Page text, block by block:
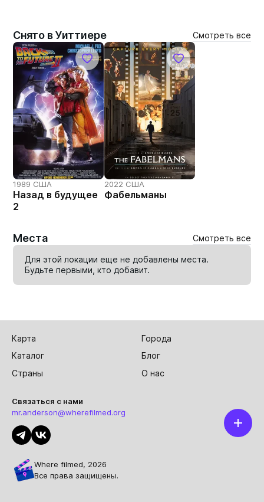
Снято в Уиттиере Смотреть все
1989 США
Назад в будущее
2
2022 США
Фабельманы
Места Смотреть все
Для этой локации еще не добавлены места.
Будьте первыми, кто добавит.
Карта
Города
Каталог
Блог
Страны
О нас
Связаться с нами
mr.anderson@wherefilmed.org
Where filmed, 2026
Все права защищены.